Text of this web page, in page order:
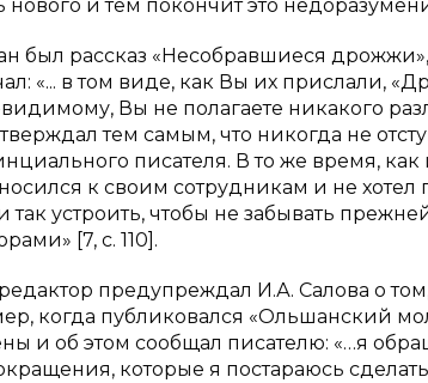
и тем покончит это
был рассказ «Несобравшиеся
«... в том виде, как Вы их прислали,
видимому, Вы не полагаете никакого
тем самым, что никогда не
писателя. В то же время,
к своим сотрудникам и не хотел
так устроить, чтобы не забывать
[7, с. 110].
предупреждал И.А. Салова о
когда публиковался «Ольшанский
и об этом сообщал писателю: «…я
которые я постараюсь